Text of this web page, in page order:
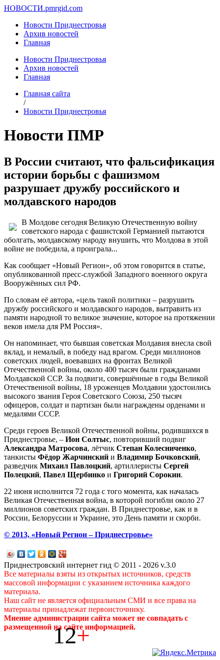
НОВОСТИ.pmrgid.com
Новости Приднестровья
Архив новостей
Главная
Новости Приднестровья
Архив новостей
Главная
Главная сайта
/
Новости Приднестровья
Новости ПМР
В России считают, что фальсификация
истории борьбы с фашизмом
разрушает дружбу российского и
молдавского народов
В Молдове сегодня Великую Отечественную войну
советского народа с фашистской Германией пытаются
оболгать, молдавскому народу внушить, что Молдова в этой
войне не победила, а проиграла...
Как сообщает «Новый Регион», об этом говорится в статье,
опубликованной пресс-службой Западного военного округа
Вооружённых сил РФ.
По словам её автора, «цель такой политики – разрушить
дружбу российского и молдавского народов, вытравить из
памяти народной то великое значение, которое на протяжении
веков имела для РМ Россия».
Он напоминает, что бывшая советская Молдавия внесла свой
вклад, и немалый, в победу над врагом. Среди миллионов
советских людей, воевавших на фронтах Великой
Отечественной войны, около 400 тысяч были гражданами
Молдавской ССР. За подвиги, совершённые в годы Великой
Отечественной войны, 18 уроженцев Молдавии удостоились
высокого звания Героя Советского Союза, 250 тысяч
офицеров, солдат и партизан были награждены орденами и
медалями СССР.
Среди героев Великой Отечественной войны, родившихся в
Приднестровье, – Ион Солтыс, повторивший подвиг
Александра Матросова, лётчик Степан Колесниченко,
танкисты Фёдор Жарчинский и Владимир Бочковский,
разведчик Михаил Павлоцкий, артиллеристы Сергей
Полецкий, Павел Щербинко и Григорий Сорокин.
22 июня исполнится 72 года с того момента, как началась
Великая Отечественная война, в которой погибли около 27
миллионов советских граждан. В Приднестровье, как и в
России, Белоруссии и Украине, это День памяти и скорби.
© 2013, «Новый Регион – Приднестровье»
Приднестровский интернет гид © 2011 - 2026 v.3.0
Все материалы взяты из открытых источников, средств
массовой информации с указанием источника каждого
материала.
Наш сайт не является официальным СМИ и все права на
материалы принадлежат первоисточнику.
Мнение администрации сайта может не совпадать с
размещенной на сайте информацией.
12+